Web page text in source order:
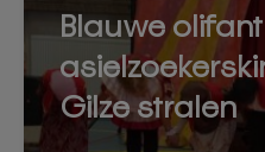
Blauwe
Gilze stralen